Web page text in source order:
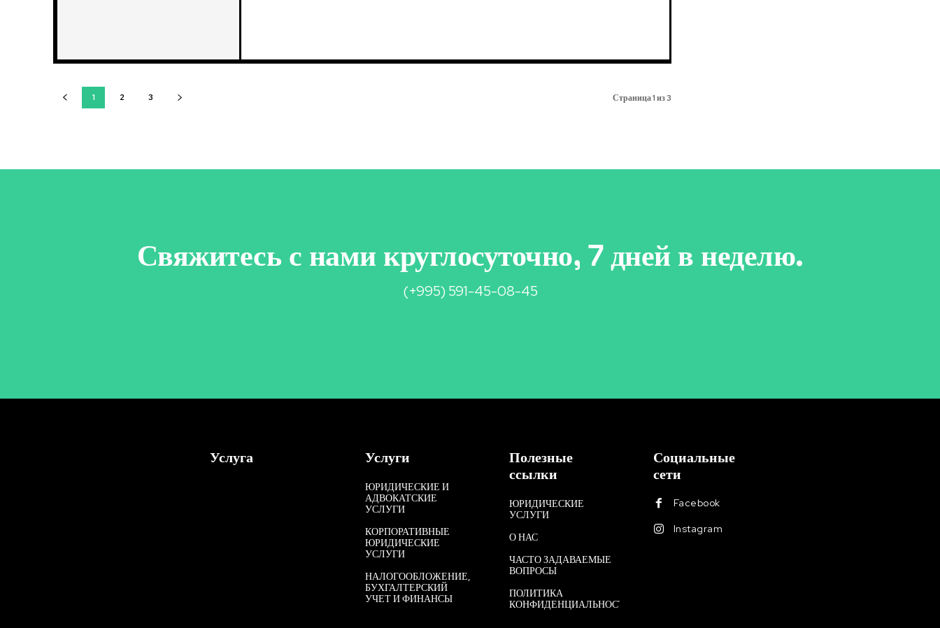
1 2 3 Страница 1 из 3
Свяжитесь с нами круглосуточно, 7 дней в неделю.
(+995) 591-45-08-45
Услуга Услуги
ЮРИДИЧЕСКИЕ И
АДВОКАТСКИЕ
УСЛУГИ
КОРПОРАТИВНЫЕ
ЮРИДИЧЕСКИЕ
УСЛУГИ
НАЛОГООБЛОЖЕНИЕ,
БУХГАЛТЕРСКИЙ
УЧЕТ И ФИНАНСЫ
Полезные
ссылки
ЮРИДИЧЕСКИЕ
УСЛУГИ
О НАС
ЧАСТО ЗАДАВАЕМЫЕ
ВОПРОСЫ
ПОЛИТИКА
КОНФИДЕНЦИАЛЬНОСТИ
Социальные
сети
Facebook
Instagram